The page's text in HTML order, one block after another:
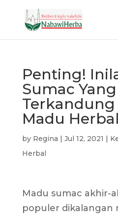
Penting!
Sumac Yang
Madu
by Regina | Jul 12, 2021 |
Herbal
Madu sumac akhir-
populer dikalangan